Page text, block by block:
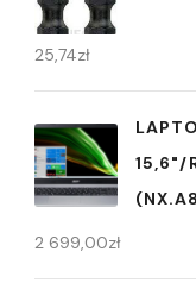
25,74zł
15,6"/
2 699,00zł